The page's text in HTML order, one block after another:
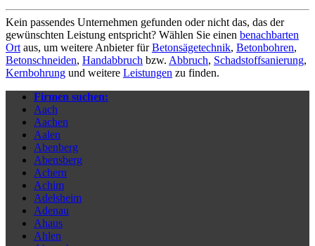
Kein passendes Unternehmen gefunden oder nicht das, das der
gewünschten Leistung entspricht? Wählen Sie einen benachbarten
Ort aus, um weitere Anbieter fürBetonsägetechnik, Betonbohren,
Betonschneiden, Handabbruch bzw. Abbruch, Schadstoffsanierung,
Kernbohrung und weitere Leistungen zu finden.
Firmen suchen:
Aach
Aachen
Aalen
Abenberg
Abensberg
Achern
Achim
Adelsheim
Adenau
Ahaus
Ahlen